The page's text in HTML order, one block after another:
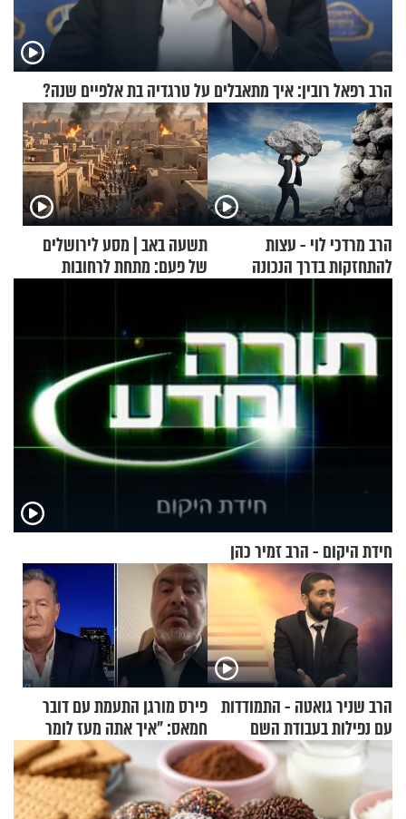
הרב רפאל רובין: איך מתאבלים על טרגדיה בת אלפיים שנה?
הרב מרדכי לוי - עצות
להתחזקות בדרך הנכונה
תשעה באב | מסע לירושלים
של פעם: מתחת לרחובות
חידת היקום - הרב זמיר כהן
הרב שניר גואטה - התמודדות
עם נפילות בעבודת השם
פירס מורגן התעמת עם דובר
חמאס: "איך אתה מעז לומר
שלא ביצעתם פשעי מלחמה?!"